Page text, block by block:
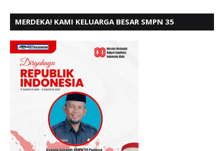
MERDEKA! KAMI KELUARGA BESAR SMPN 35